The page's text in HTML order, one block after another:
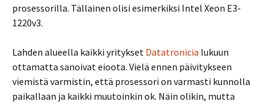
prosessorilla. Tällainen olisi esimerkiksi Intel Xeon E3-
1220v3.
Lahden alueella kaikki yritykset Datatronicia lukuun
ottamatta sanoivat eioota. Vielä ennen päivitykseen
viemistä varmistin, että prosessori on varmasti kunnolla
paikallaan ja kaikki muutoinkin ok. Näin olikin, mutta